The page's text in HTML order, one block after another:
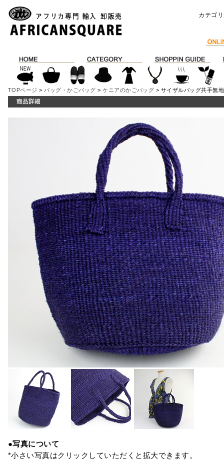
カテゴ
TOPページ > バッグ・かごバッグ >ケニアのかごバッグ > サイザルバッグ共手無
●写真について
*小さい写真はクリックしていただくと拡大できます。